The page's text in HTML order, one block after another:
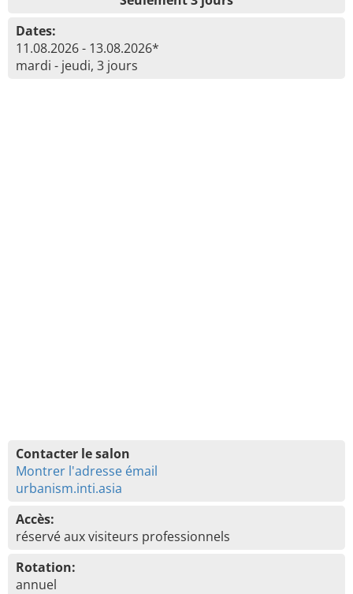
Dates:
11.08.2026 - 13.08.2026*
mardi - jeudi, 3 jours
Contacter le salon
Montrer l'adresse émail
urbanism.inti.asia
Accès:
réservé aux visiteurs professionnels
Rotation:
annuel